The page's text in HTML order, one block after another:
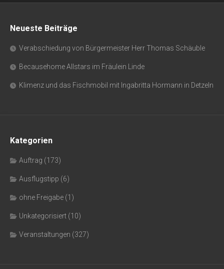
Neueste Beiträge
Verabschiedung von Bürgermeister Herr Thomas Schäuble
Becausehome Allstars im Fräulein Linde
Klimenz und das Fischmobil mit Ingabritta Hormann in Detzeln
Kategorien
Auftrag (173)
Ausflugstipp (6)
ohne Freigabe (1)
Unkategorisiert (10)
Veranstaltungen (327)